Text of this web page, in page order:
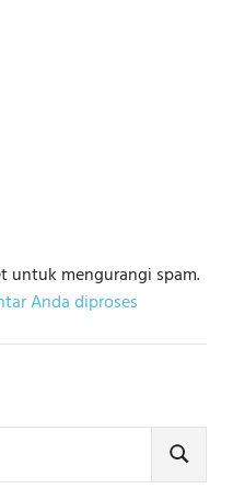
untuk mengurangi spam.
Anda diproses
SEARCH